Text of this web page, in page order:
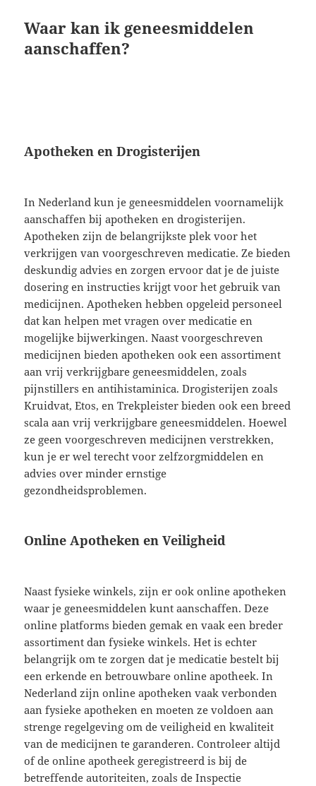
Waar kan ik geneesmiddelen
aanschaffen?
Apotheken en Drogisterijen
In Nederland kun je geneesmiddelen voornamelijk
aanschaffen bij apotheken en drogisterijen.
Apotheken zijn de belangrijkste plek voor het
verkrijgen van voorgeschreven medicatie. Ze bieden
deskundig advies en zorgen ervoor dat je de juiste
dosering en instructies krijgt voor het gebruik van
medicijnen. Apotheken hebben opgeleid personeel
dat kan helpen met vragen over medicatie en
mogelijke bijwerkingen. Naast voorgeschreven
medicijnen bieden apotheken ook een assortiment
aan vrij verkrijgbare geneesmiddelen, zoals
pijnstillers en antihistaminica. Drogisterijen zoals
Kruidvat, Etos, en Trekpleister bieden ook een breed
scala aan vrij verkrijgbare geneesmiddelen. Hoewel
ze geen voorgeschreven medicijnen verstrekken,
kun je er wel terecht voor zelfzorgmiddelen en
advies over minder ernstige
gezondheidsproblemen.
Online Apotheken en Veiligheid
Naast fysieke winkels, zijn er ook online apotheken
waar je geneesmiddelen kunt aanschaffen. Deze
online platforms bieden gemak en vaak een breder
assortiment dan fysieke winkels. Het is echter
belangrijk om te zorgen dat je medicatie bestelt bij
een erkende en betrouwbare online apotheek. In
Nederland zijn online apotheken vaak verbonden
aan fysieke apotheken en moeten ze voldoen aan
strenge regelgeving om de veiligheid en kwaliteit
van de medicijnen te garanderen. Controleer altijd
of de online apotheek geregistreerd is bij de
betreffende autoriteiten, zoals de Inspectie